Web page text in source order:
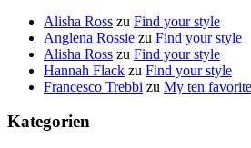
Alisha Ross zu Find your style
Anglena Rossie zu Find your style
Alisha Ross zu Find your style
Hannah Flack zu Find your style
Francesco Trebbi zu My ten
Kategorien